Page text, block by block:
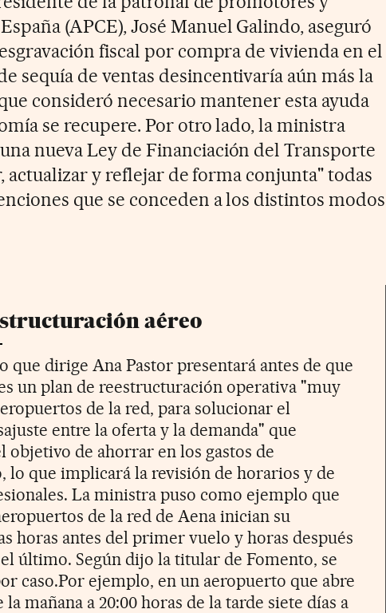
(APCE), José Manuel Galindo, aseguró
fiscal por compra de vivienda en el
sequía de ventas desincentivaría aún más la
consideró necesario mantener esta ayuda
se recupere. Por otro lado, la ministra
nueva Ley de Financiación del Transporte
actualizar y reflejar de forma conjunta" todas
que se conceden a los distintos modos
aéreo
que dirige Ana Pastor presentará antes de que
un plan de reestructuración operativa "muy
de la red, para solucionar el
entre la oferta y la demanda" que
objetivo de ahorrar en los gastos de
lo que implicará la revisión de horarios y de
La ministra puso como ejemplo que
de la red de Aena inician su
horas antes del primer vuelo y horas después
último. Según dijo la titular de Fomento, se
caso.Por ejemplo, en un aeropuerto que abre
la mañana a 20:00 horas de la tarde siete días a